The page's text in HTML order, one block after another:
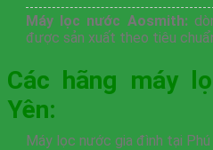
Máy lọc nước Aosmith:
được sản xuất theo tiêu
Các hãng máy
Yên:
Máy lọc nước gia đình tại Phú